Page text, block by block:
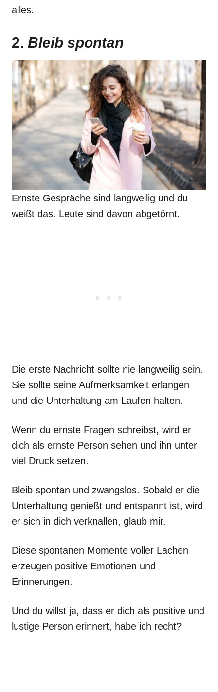
alles.
2. Bleib spontan
Ernste Gespräche sind langweilig und du
weißt das. Leute sind davon abgetörnt.
Die erste Nachricht sollte nie langweilig sein.
Sie sollte seine Aufmerksamkeit erlangen
und die Unterhaltung am Laufen halten.
Wenn du ernste Fragen schreibst, wird er
dich als ernste Person sehen und ihn unter
viel Druck setzen.
Bleib spontan und zwangslos. Sobald er die
Unterhaltung genießt und entspannt ist, wird
er sich in dich verknallen, glaub mir.
Diese spontanen Momente voller Lachen
erzeugen positive Emotionen und
Erinnerungen.
Und du willst ja, dass er dich als positive und
lustige Person erinnert, habe ich recht?